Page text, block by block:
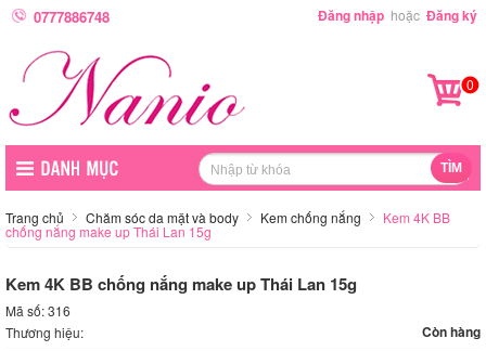
0777886748 Đăng nhập hoặc Đăng ký
0
Trang chủ Chăm sóc da mặt và body Kem chống nắng Kem 4K BB
chống nắng make up Thái Lan 15g
Kem 4K BB chống nắng make up Thái Lan 15g
Mã số: 316
Thương hiệu:
Còn hàng